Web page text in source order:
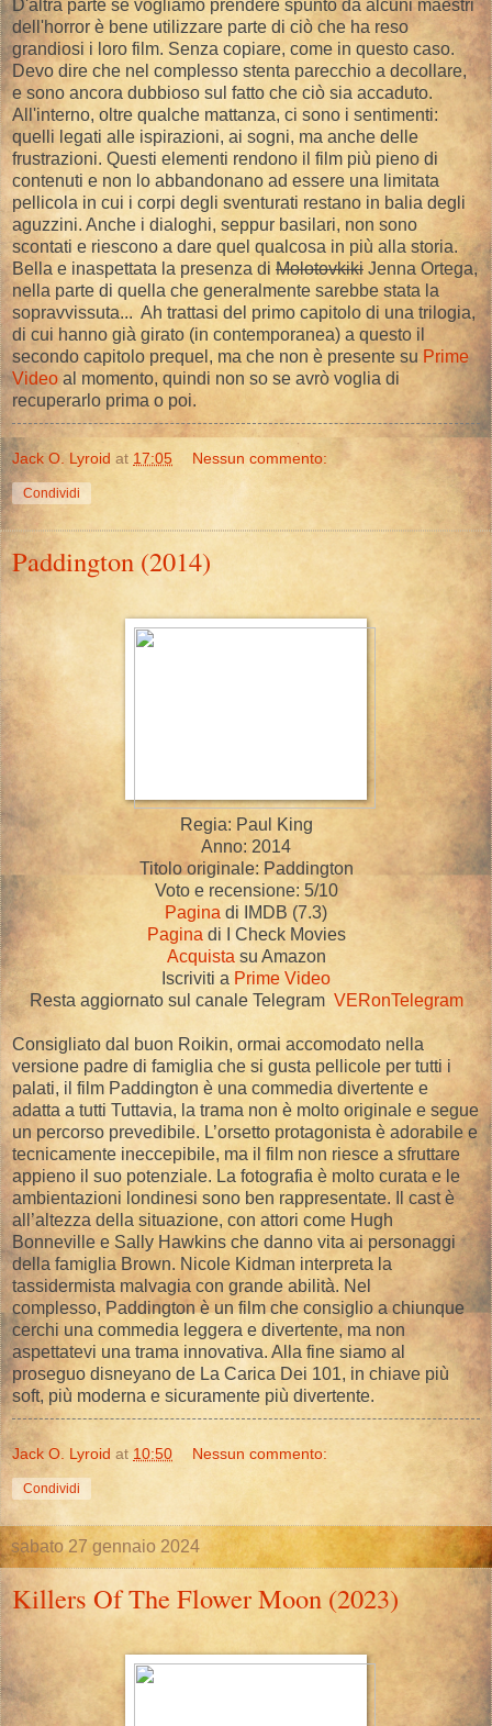
D'altra parte se vogliamo prendere spunto da alcuni maestri
dell'horror è bene utilizzare parte di ciò che ha reso
grandiosi i loro film. Senza copiare, come in questo caso.
Devo dire che nel complesso stenta parecchio a decollare,
e sono ancora dubbioso sul fatto che ciò sia accaduto.
All'interno, oltre qualche mattanza, ci sono i sentimenti:
quelli legati alle ispirazioni, ai sogni, ma anche delle
frustrazioni. Questi elementi rendono il film più pieno di
contenuti e non lo abbandonano ad essere una limitata
pellicola in cui i corpi degli sventurati restano in balia degli
aguzzini. Anche i dialoghi, seppur basilari, non sono
scontati e riescono a dare quel qualcosa in più alla storia.
Bella e inaspettata la presenza di Molotovkiki Jenna Ortega,
nella parte di quella che generalmente sarebbe stata la
sopravvissuta... Ah trattasi del primo capitolo di una trilogia,
di cui hanno già girato (in contemporanea) a questo il
secondo capitolo prequel, ma che non è presente su Prime
Video al momento, quindi non so se avrò voglia di
recuperarlo prima o poi.
Jack O. Lyroid at 17:05 Nessun commento:
Condividi
Paddington (2014)
Regia: Paul King
Anno: 2014
Titolo originale: Paddington
Voto e recensione: 5/10
Pagina di IMDB (7.3)
Pagina di I Check Movies
Acquista su Amazon
Iscriviti a Prime Video
Resta aggiornato sul canale Telegram VERonTelegram
Consigliato dal buon Roikin, ormai accomodato nella
versione padre di famiglia che si gusta pellicole per tutti i
palati, il film Paddington è una commedia divertente e
adatta a tutti Tuttavia, la trama non è molto originale e segue
un percorso prevedibile. L’orsetto protagonista è adorabile e
tecnicamente ineccepibile, ma il film non riesce a sfruttare
appieno il suo potenziale. La fotografia è molto curata e le
ambientazioni londinesi sono ben rappresentate. Il cast è
all’altezza della situazione, con attori come Hugh
Bonneville e Sally Hawkins che danno vita ai personaggi
della famiglia Brown. Nicole Kidman interpreta la
tassidermista malvagia con grande abilità. Nel
complesso, Paddington è un film che consiglio a chiunque
cerchi una commedia leggera e divertente, ma non
aspettatevi una trama innovativa. Alla fine siamo al
proseguo disneyano de La Carica Dei 101, in chiave più
soft, più moderna e sicuramente più divertente.
Jack O. Lyroid at 10:50 Nessun commento:
Condividi
sabato 27 gennaio 2024
Killers Of The Flower Moon (2023)